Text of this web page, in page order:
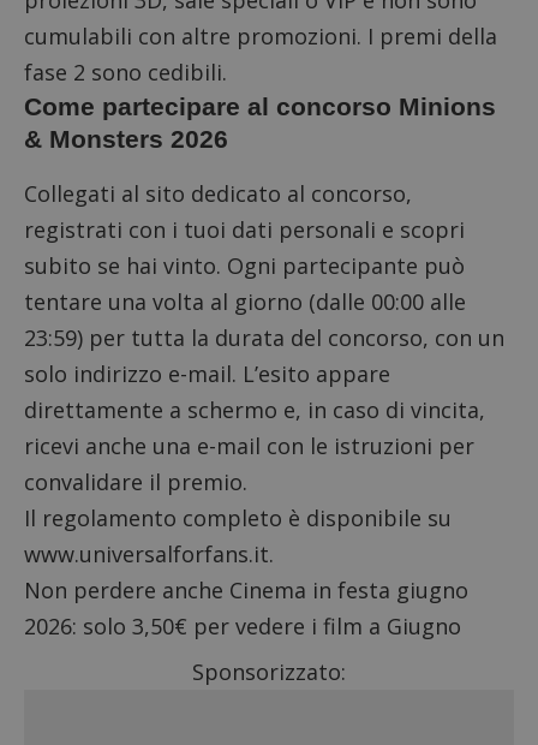
cumulabili con altre promozioni. I premi della
fase 2 sono cedibili.
Come partecipare al concorso Minions
& Monsters 2026
Collegati al sito dedicato al concorso,
registrati con i tuoi dati personali e scopri
subito se hai vinto. Ogni partecipante può
tentare una volta al giorno (dalle 00:00 alle
23:59) per tutta la durata del concorso, con un
solo indirizzo e-mail. L’esito appare
direttamente a schermo e, in caso di vincita,
ricevi anche una e-mail con le istruzioni per
convalidare il premio.
Il regolamento completo è disponibile su
www.universalforfans.it.
Non perdere anche Cinema in festa giugno
2026: solo 3,50€ per vedere i film a Giugno
Sponsorizzato: